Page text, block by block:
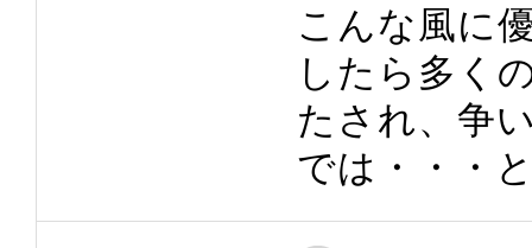
こんな風に
したら多く
たされ、争
では・・・